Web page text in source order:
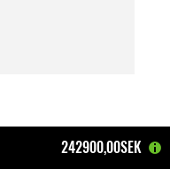
242900,00SEK